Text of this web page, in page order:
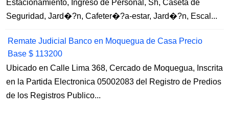
Estacionamiento, Ingreso de Personal, Sh, Caseta de
Seguridad, Jard�?n, Cafeter�?a-estar, Jard�?n, Escal...
Remate Judicial Banco en Moquegua de Casa Precio
Base $ 113200
Ubicado en Calle Lima 368, Cercado de Moquegua, Inscrita
en la Partida Electronica 05002083 del Registro de Predios
de los Registros Publico...